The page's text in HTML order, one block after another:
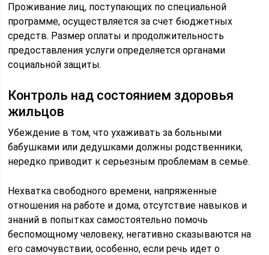
Проживание лиц, поступающих по специальной
программе, осуществляется за счет бюджетных
средств. Размер оплаты и продолжительность
предоставления услуги определяется органами
социальной защиты.
Контроль над состоянием здоровья
жильцов
Убеждение в том, что ухаживать за больными
бабушками или дедушками должны родственники,
нередко приводит к серьезным проблемам в семье.
Нехватка свободного времени, напряженные
отношения на работе и дома, отсутствие навыков и
знаний в попытках самостоятельно помочь
беспомощному человеку, негативно сказываются на
его самочувствии, особенно, если речь идет о